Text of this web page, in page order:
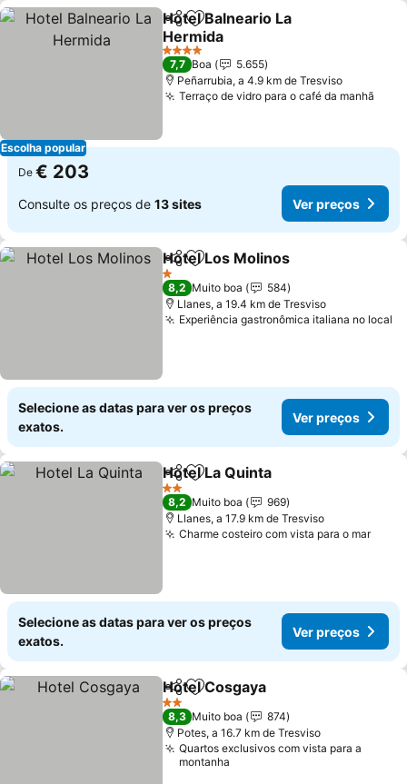
Escolha popular
PartilharAdicionar aos favoritos
Hotel Balneario La
Hermida
Ver preços
4 Estrelas
7,7 Boa
5.655
Peñarrubia, a 4.9 km de Tresviso
Terraço de vidro para o café da manhã
De € 203
Consulte os preços de 13 sites Ver preços
PartilharAdicionar aos favoritos
Hotel Los Molinos
1 Estrelas
8,2 Muito boa
584
Llanes, a 19.4 km de Tresviso
Experiência gastronômica italiana no local
Selecione as datas para ver os preços
exatos.
Ver preços
PartilharAdicionar aos favoritos
Hotel La Quinta
2 Estrelas
8,2 Muito boa
969
Llanes, a 17.9 km de Tresviso
Charme costeiro com vista para o marVer
Selecione as datas para ver os preços
exatos.
Ver preços
PartilharAdicionar aos favoritos
Hotel Cosgaya
2 Estrelas
8,3 Muito boa
874
Potes, a 16.7 km de Tresviso
Quartos exclusivos com vista para a
montanha